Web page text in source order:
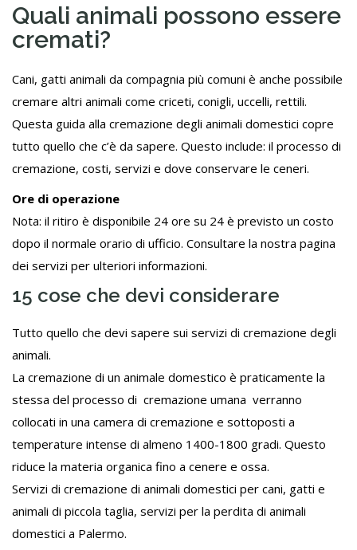
Quali animali possono essere
cremati?
Cani, gatti animali da compagnia più comuni è anche possibile
cremare altri animali come criceti, conigli, uccelli, rettili.
Questa guida alla cremazione degli animali domestici copre
tutto quello che c’è da sapere. Questo include: il processo di
cremazione, costi, servizi e dove conservare le ceneri.
Ore di operazione
Nota: il ritiro è disponibile 24 ore su 24 è previsto un costo
dopo il normale orario di ufficio. Consultare la nostra pagina
dei servizi per ulteriori informazioni.
15 cose che devi considerare
Tutto quello che devi sapere sui servizi di cremazione degli
animali.
La cremazione di un animale domestico è praticamente la
stessa del processo di cremazione umana verranno
collocati in una camera di cremazione e sottoposti a
temperature intense di almeno 1400-1800 gradi. Questo
riduce la materia organica fino a cenere e ossa.
Servizi di cremazione di animali domestici per cani, gatti e
animali di piccola taglia, servizi per la perdita di animali
domestici a Palermo.